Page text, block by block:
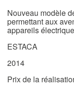
Nouveau modèle
permettant aux
appareils
ESTACA
2014
Prix de la